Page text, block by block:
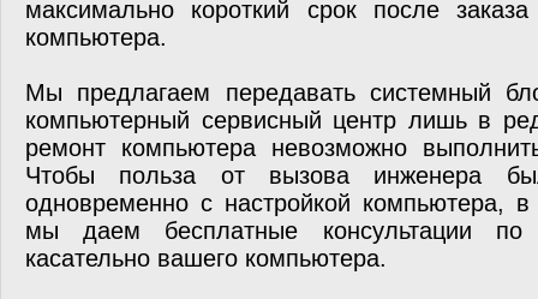
максимально короткий срок после
компьютера.
Мы предлагаем передавать системный
компьютерный сервисный центр лишь в
ремонт компьютера невозможно
Чтобы польза от вызова инженера
одновременно с настройкой компьютера,
мы даем бесплатные консультации
касательно вашего компьютера.